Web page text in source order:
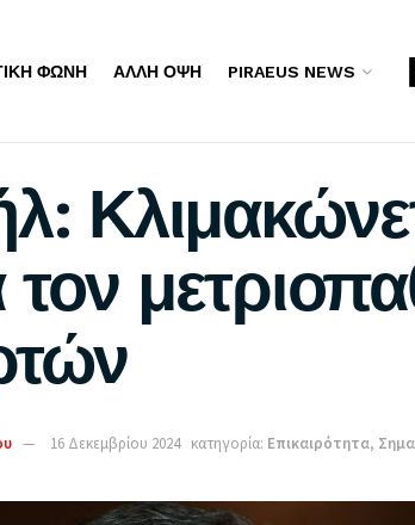
ΦΩΝΉ ΆΛΛΗ ΌΨΗ PIRAEUS NEWS
16 Δεκεμβρίου 2024 κατηγορία: Επικαιρότητα,